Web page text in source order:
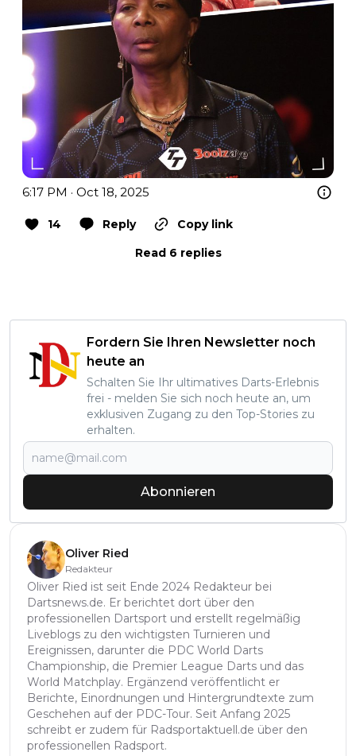
6:17 PM · Oct 18, 2025
14 Reply
Copy link
Read 6 replies
Fordern Sie Ihren Newsletter noch
heute an
Schalten Sie Ihr ultimatives Darts-Erlebnis
frei - melden Sie sich noch heute an, um
exklusiven Zugang zu den Top-Stories zu
erhalten.
Abonnieren
Oliver Ried
Redakteur
Oliver Ried ist seit Ende 2024 Redakteur bei
Dartsnews.de. Er berichtet dort über den
professionellen Dartsport und erstellt regelmäßig
Liveblogs zu den wichtigsten Turnieren und
Ereignissen, darunter die PDC World Darts
Championship, die Premier League Darts und das
World Matchplay. Ergänzend veröffentlicht er
Berichte, Einordnungen und Hintergrundtexte zum
Geschehen auf der PDC-Tour. Seit Anfang 2025
schreibt er zudem für Radsportaktuell.de über den
professionellen Radsport.